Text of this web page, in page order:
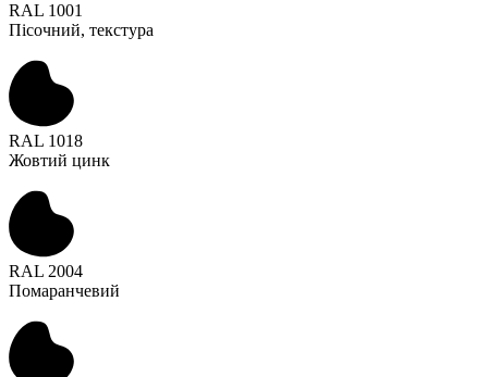
RAL 1001
Пісочний, текстура
RAL 1018
Жовтий цинк
RAL 2004
Помаранчевий